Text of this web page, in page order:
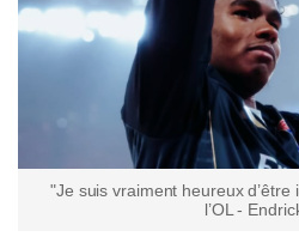
"Je suis vraiment heureux d’être
l’OL -